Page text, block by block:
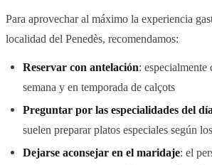
Para aprovechar al máximo la experiencia
localidad del Penedès, recomendamos:
Reservar con antelación: especialmente
semana y en temporada de calçots
Preguntar por las especialidades del
suelen preparar platos especiales según
Dejarse aconsejar en el maridaje: el